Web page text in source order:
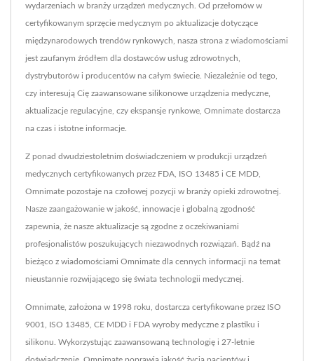
wydarzeniach w branży urządzeń medycznych. Od przełomów w
certyfikowanym sprzęcie medycznym po aktualizacje dotyczące
międzynarodowych trendów rynkowych, nasza strona z wiadomościami
jest zaufanym źródłem dla dostawców usług zdrowotnych,
dystrybutorów i producentów na całym świecie. Niezależnie od tego,
czy interesują Cię zaawansowane silikonowe urządzenia medyczne,
aktualizacje regulacyjne, czy ekspansje rynkowe, Omnimate dostarcza
na czas i istotne informacje.
Z ponad dwudziestoletnim doświadczeniem w produkcji urządzeń
medycznych certyfikowanych przez FDA, ISO 13485 i CE MDD,
Omnimate pozostaje na czołowej pozycji w branży opieki zdrowotnej.
Nasze zaangażowanie w jakość, innowacje i globalną zgodność
zapewnia, że nasze aktualizacje są zgodne z oczekiwaniami
profesjonalistów poszukujących niezawodnych rozwiązań. Bądź na
bieżąco z wiadomościami Omnimate dla cennych informacji na temat
nieustannie rozwijającego się świata technologii medycznej.
Omnimate, założona w 1998 roku, dostarcza certyfikowane przez ISO
9001, ISO 13485, CE MDD i FDA wyroby medyczne z plastiku i
silikonu. Wykorzystując zaawansowaną technologię i 27-letnie